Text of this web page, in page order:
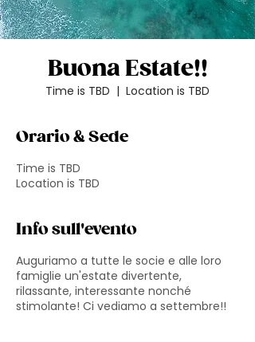
Buona Estate!!
Time is TBD
  |
Location is TBD
Orario & Sede
Time is TBD
Location is TBD
Info sull'evento
Auguriamo a tutte le socie e alle loro
famiglie un'estate divertente,
rilassante, interessante nonché
stimolante! Ci vediamo a settembre!!